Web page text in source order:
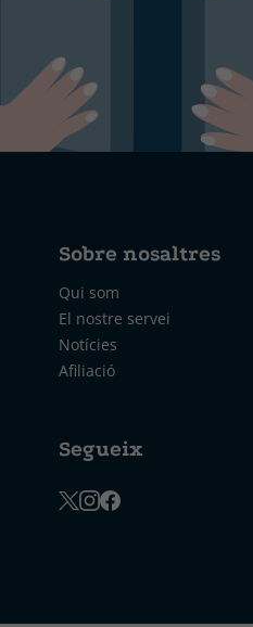
Sobre nosaltres
Qui som
El nostre servei
Notícies
Afiliació
Segueix